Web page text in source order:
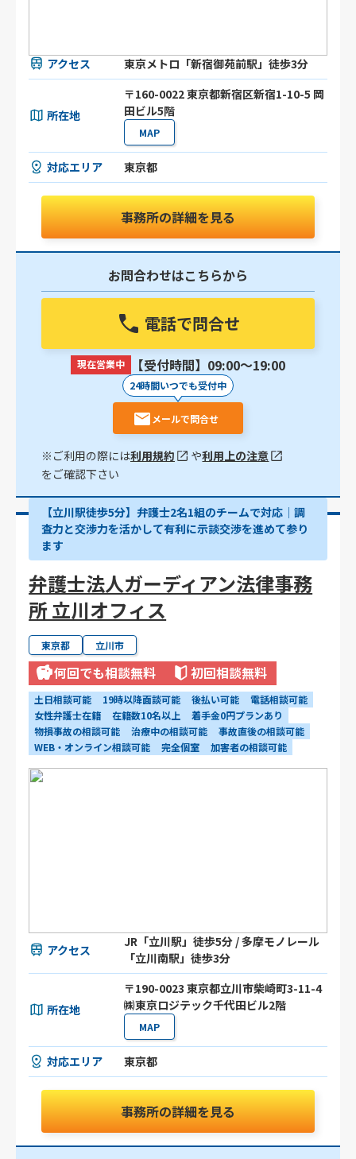
アクセス 東京メトロ「新宿御苑前駅」徒歩3分
所在地
〒160-0022 東京都新宿区新宿1-10-5 岡
田ビル5階
MAP
対応エリア 東京都
事務所の詳細を見る
お問合わせはこちらから
電話で問合せ
現在営業中 【受付時間】09:00〜19:00
24時間いつでも受付中
メールで問合せ
※ご利用の際には利用規約 や利用上の注意
をご確認下さい
【立川駅徒歩5分】弁護士2名1組のチームで対応│調
査力と交渉力を活かして有利に示談交渉を進めて参り
ます
弁護士法人ガーディアン法律事務
所 立川オフィス
東京都 立川市
何回でも相談無料 初回相談無料
土日相談可能 19時以降面談可能 後払い可能
電話相談可能
女性弁護士在籍
在籍数10名以上
着手金0円プランあり
物損事故の相談可能
治療中の相談可能
事故直後の相談可能
WEB・オンライン相談可能
完全個室 加害者の相談可能
アクセス
JR「立川駅」徒歩5分 / 多摩モノレール
「立川南駅」徒歩3分
所在地
〒190-0023 東京都立川市柴崎町3-11-4
㈱東京ロジテック千代田ビル2階
MAP
対応エリア 東京都
事務所の詳細を見る